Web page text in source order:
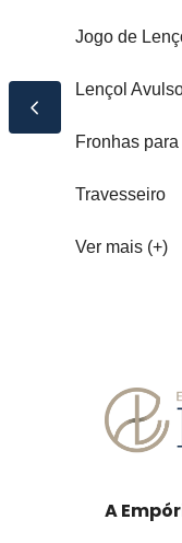
Jogo de
Lençol
Fronhas para
Travesseiro
Ver mais (+)
A